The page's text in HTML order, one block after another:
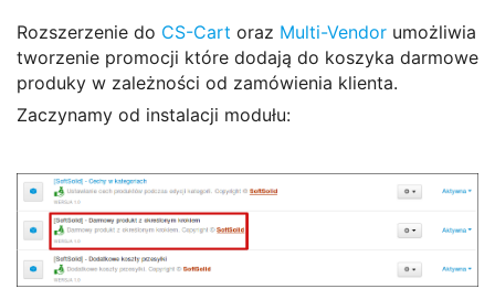
Rozszerzenie do CS-Cart oraz Multi-Vendor umożliwia
tworzenie promocji które dodają do koszyka darmowe
produky w zależności od zamówienia klienta.
Zaczynamy od instalacji modułu: